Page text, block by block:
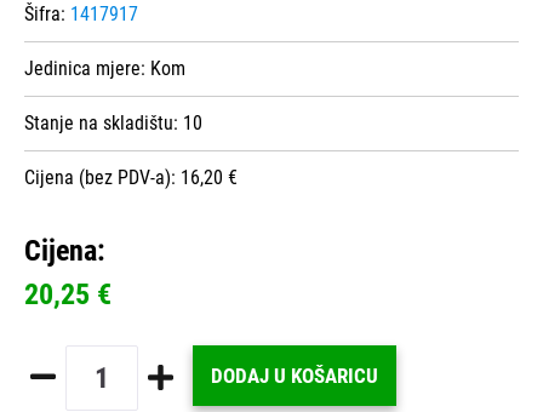
Šifra: 1417917
Jedinica mjere: Kom
Stanje na skladištu: 10
Cijena (bez PDV-a): 16,20 €
Cijena:
20,25 €
DODAJ U KOŠARICU